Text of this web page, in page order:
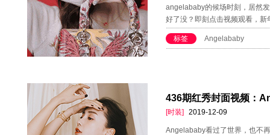
angelababy的候场时刻，居然
好了没？即刻点击视频观看，新
标签 Angelababy
436期红秀封面视频：
[时装] 2019-12-09
Angelababy看过了世界，也不